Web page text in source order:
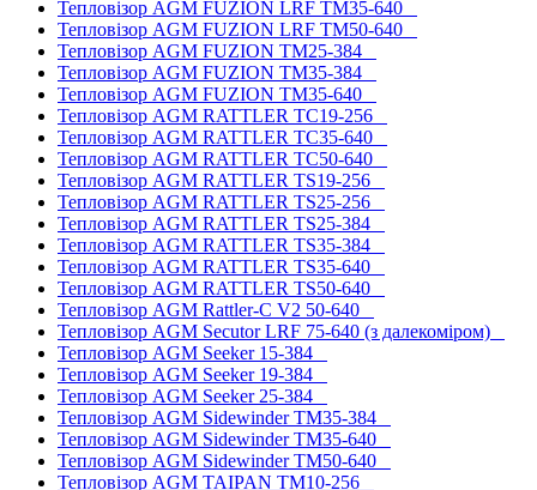
Тепловізор AGM FUZION LRF TM35-640
Тепловізор AGM FUZION LRF TM50-640
Тепловізор AGM FUZION TM25-384
Тепловізор AGM FUZION TM35-384
Тепловізор AGM FUZION TM35-640
Тепловізор AGM RATTLER TC19-256
Тепловізор AGM RATTLER TC35-640
Тепловізор AGM RATTLER TC50-640
Тепловізор AGM RATTLER TS19-256
Тепловізор AGM RATTLER TS25-256
Тепловізор AGM RATTLER TS25-384
Тепловізор AGM RATTLER TS35-384
Тепловізор AGM RATTLER TS35-640
Тепловізор AGM RATTLER TS50-640
Тепловізор AGM Rattler-C V2 50-640
Тепловізор AGM Secutor LRF 75-640 (з далекоміром)
Тепловізор AGM Seeker 15-384
Тепловізор AGM Seeker 19-384
Тепловізор AGM Seeker 25-384
Тепловізор AGM Sidewinder TM35-384
Тепловізор AGM Sidewinder TM35-640
Тепловізор AGM Sidewinder TM50-640
Тепловізор AGM TAIPAN TM10-256